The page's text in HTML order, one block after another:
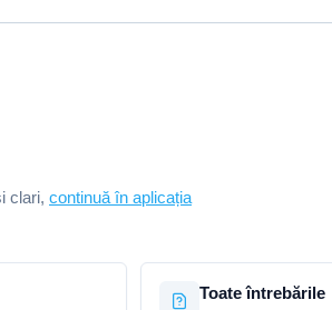
clari, continuă în aplicația
Toate întrebările